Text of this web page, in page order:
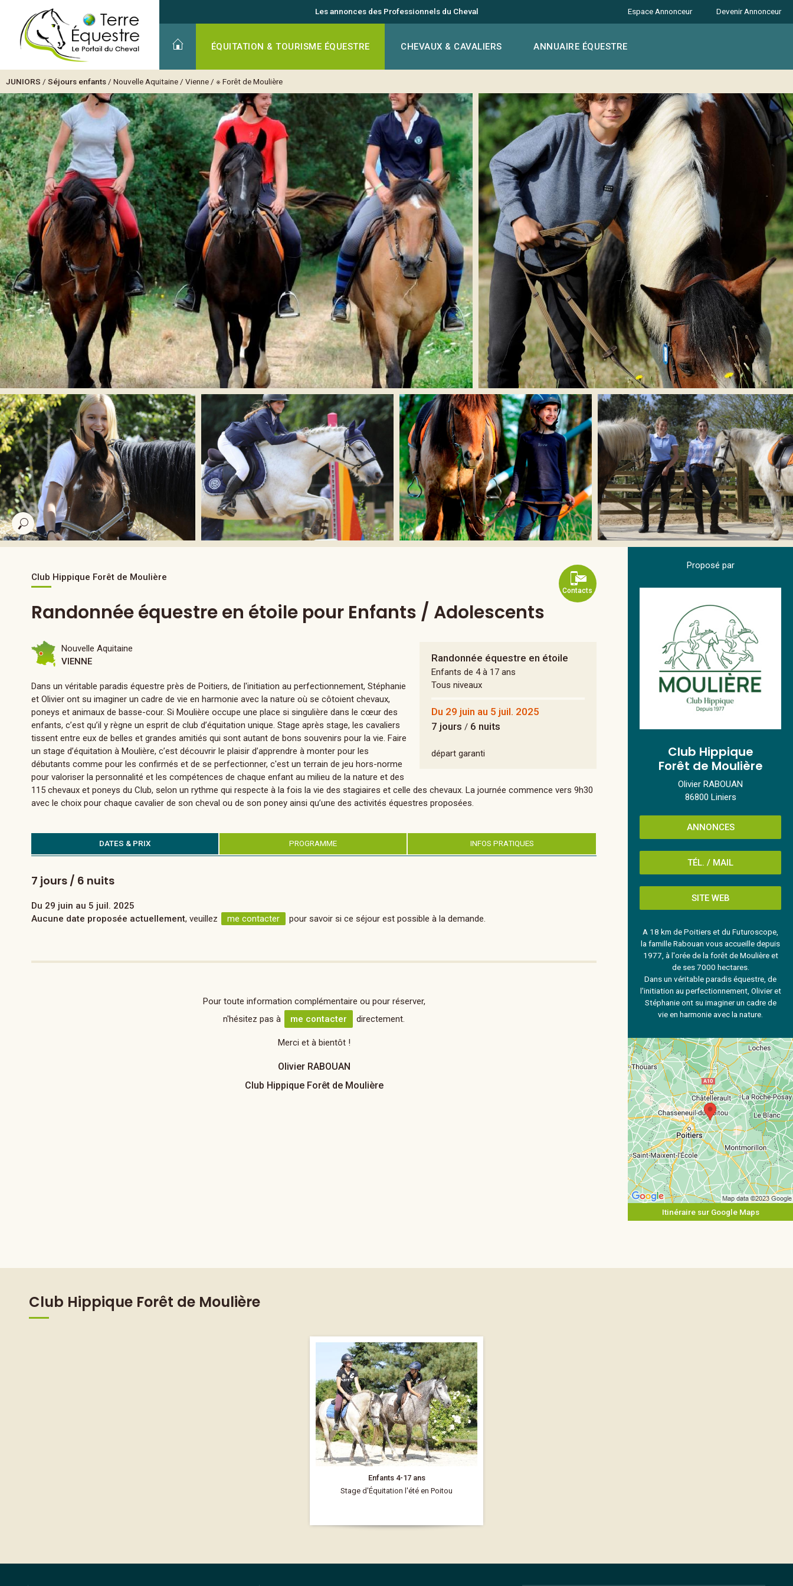
Les annonces des Professionnels du Cheval
ÉQUITATION & TOURISME ÉQUESTRE CHEVAUX & CAVALIERS ANNUAIRE ÉQUESTRE
Espace Annonceur Devenir Annonceur
JUNIORS / Séjours enfants / Nouvelle Aquitaine / Vienne / ※ Forêt de Moulière
Contacts
Club Hippique Forêt de Moulière
Randonnée équestre en étoile pour Enfants / Adolescents
Randonnée équestre en étoile
Enfants de 4 à 17 ans
Tous niveaux
Du 29 juin au 5 juil. 2025
7 jours / 6 nuits
départ garanti
Nouvelle Aquitaine
VIENNE
Dans un véritable paradis équestre près de Poitiers, de l'initiation au perfectionnement, Stéphanie
et Olivier ont su imaginer un cadre de vie en harmonie avec la nature où se côtoient chevaux,
poneys et animaux de basse-cour. Si Moulière occupe une place si singulière dans le cœur des
enfants, c’est qu’il y règne un esprit de club d’équitation unique. Stage après stage, les cavaliers
tissent entre eux de belles et grandes amitiés qui sont autant de bons souvenirs pour la vie. Faire
un stage d’équitation à Moulière, c’est découvrir le plaisir d’apprendre à monter pour les
débutants comme pour les confirmés et de se perfectionner, c'est un terrain de jeu hors-norme
pour valoriser la personnalité et les compétences de chaque enfant au milieu de la nature et des
115 chevaux et poneys du Club, selon un rythme qui respecte à la fois la vie des stagiaires et celle des chevaux. La journée commence vers 9h30
avec le choix pour chaque cavalier de son cheval ou de son poney ainsi qu’une des activités équestres proposées.
DATES & PRIX PROGRAMME INFOS PRATIQUES
7 jours / 6 nuits
Du 29 juin au 5 juil. 2025
Aucune date proposée actuellement, veuillez me contacter pour savoir si ce séjour est possible à la demande.
Pour toute information complémentaire ou pour réserver,
n'hésitez pas à
me contacter directement.
Merci et à bientôt !
Olivier RABOUAN
Club Hippique Forêt de Moulière
Proposé par
Club Hippique
Forêt de Moulière
Olivier RABOUAN
86800 Liniers
ANNONCES
TÉL. / MAIL
SITE WEB
A 18 km de Poitiers et du Futuroscope,
la famille Rabouan vous accueille depuis
1977, à l'orée de la forêt de Moulière et
de ses 7000 hectares.
Dans un véritable paradis équestre, de
l'initiation au perfectionnement, Olivier et
Stéphanie ont su imaginer un cadre de
vie en harmonie avec la nature.
Itinéraire sur Google Maps
Club Hippique Forêt de Moulière
Enfants 4-17 ans
Stage d'Équitation l'été en Poitou